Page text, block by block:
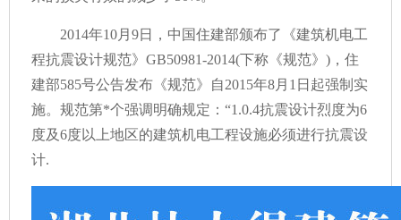
2014年10月9日，中国住建部颁布了《建筑机电工
程抗震设计规范》GB50981-2014(下称《规范》)，住
建部585号公告发布《规范》自2015年8月1日起强制实
施。规范第*个强调明确规定：“1.0.4抗震设计烈度为6
度及6度以上地区的建筑机电工程设施必须进行抗震设
计.